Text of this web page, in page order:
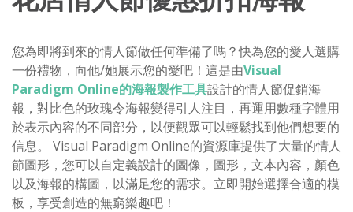
您為即將到來的情人節做任何準備了嗎？快為您的愛人選購
一份禮物，向他/她展示您的愛吧！這是由Visual
Paradigm Online的海報製作工具設計的情人節促銷海
報，對比色的玫瑰令海報變得引人注目，再運用數種字體用
於表示內容的不同部分，以便觀眾可以輕鬆找到他們想要的
信息。 Visual Paradigm Online的資源庫提供了大量的情人
節圖形，您可以自定義設計的圖像，圖形，文本內容，顏色
以及海報的構圖，以滿足您的需求。立即開始選擇合適的模
板，享受創造的無窮樂趣吧！